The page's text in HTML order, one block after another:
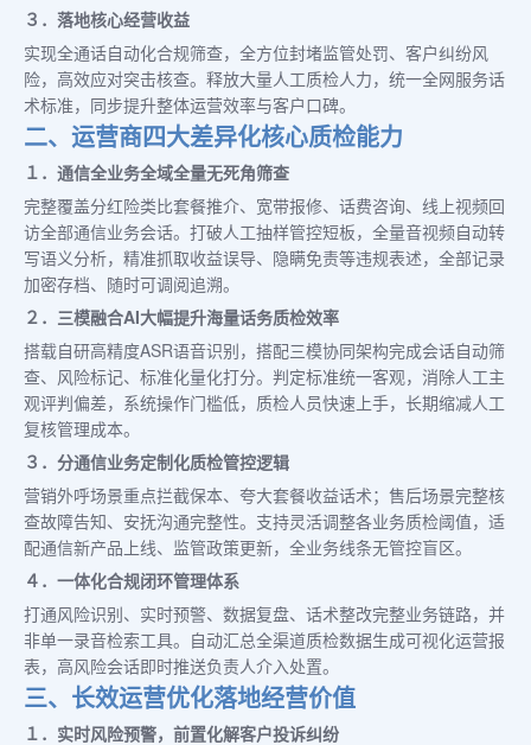
３．落地核心经营收益
实现全通话自动化合规筛查，全方位封堵监管处罚、客户纠纷风
险，高效应对突击核查。释放大量人工质检人力，统一全网服务话
术标准，同步提升整体运营效率与客户口碑。
二、运营商四大差异化核心质检能力
１．通信全业务全域全量无死角筛查
完整覆盖分红险类比套餐推介、宽带报修、话费咨询、线上视频回
访全部通信业务会话。打破人工抽样管控短板，全量音视频自动转
写语义分析，精准抓取收益误导、隐瞒免责等违规表述，全部记录
加密存档、随时可调阅追溯。
２．三模融合AI大幅提升海量话务质检效率
搭载自研高精度ASR语音识别，搭配三模协同架构完成会话自动筛
查、风险标记、标准化量化打分。判定标准统一客观，消除人工主
观评判偏差，系统操作门槛低，质检人员快速上手，长期缩减人工
复核管理成本。
３．分通信业务定制化质检管控逻辑
营销外呼场景重点拦截保本、夸大套餐收益话术；售后场景完整核
查故障告知、安抚沟通完整性。支持灵活调整各业务质检阈值，适
配通信新产品上线、监管政策更新，全业务线条无管控盲区。
４．一体化合规闭环管理体系
打通风险识别、实时预警、数据复盘、话术整改完整业务链路，并
非单一录音检索工具。自动汇总全渠道质检数据生成可视化运营报
表，高风险会话即时推送负责人介入处置。
三、长效运营优化落地经营价值
１．实时风险预警，前置化解客户投诉纠纷